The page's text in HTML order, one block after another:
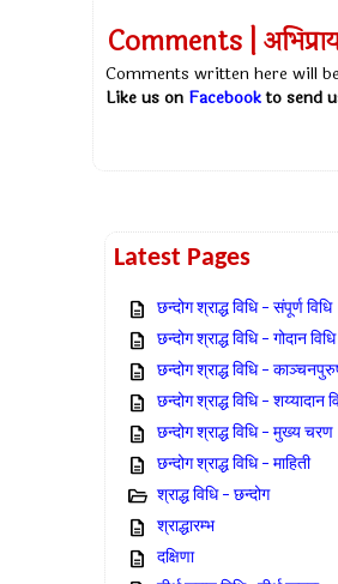
Comments |
Comments written here will
Like us on Facebookto send
Latest Pages
छन्दोग श्राद्ध विधि – संपूर्ण विधि
छन्दोग श्राद्ध विधि – गोदान विधि
छन्दोग श्राद्ध विधि –
छन्दोग श्राद्ध विधि – शय्यादान
छन्दोग श्राद्ध विधि – मुख्य चरण
छन्दोग श्राद्ध विधि – माहिती
श्राद्ध विधि – छन्दोग
श्राद्धारम्भ
दक्षिणा